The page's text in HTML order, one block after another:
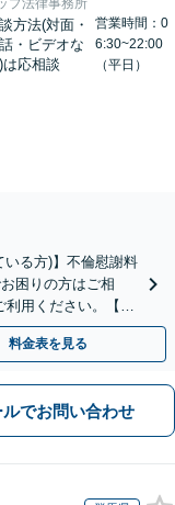
プ法律事務所
方法(対面・
・ビデオな
は応相談
営業時間：0
6:30~22:00
（平日）
いる方)】不倫慰謝料
困りの方はご相
利用ください。【初
料金表を見る
ルでお問い合わせ